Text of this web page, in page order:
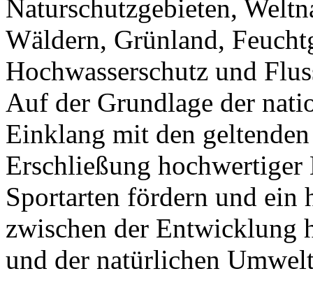
Naturschutzgebieten,
Wäldern, Grünland,
Hochwasserschutz und
Auf der Grundlage der
Einklang mit den
Erschließung
Sportarten fördern und ein
zwischen der Entwicklung
und der natürlichen